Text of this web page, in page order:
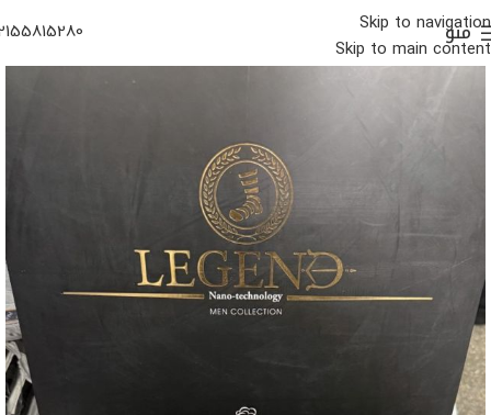
Skip to navigation
Skip to main content
منو